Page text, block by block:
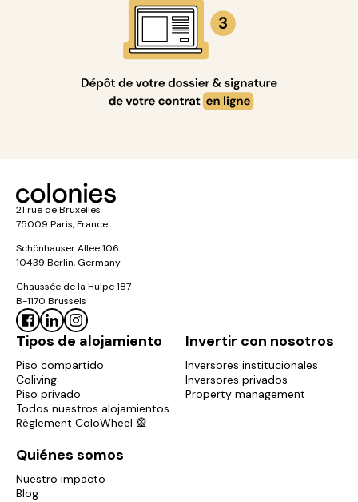
21 rue de Bruxelles
75009 Paris, France
Schönhauser Allee 106
10439 Berlin, Germany
Chaussée de la Hulpe 187
B-1170 Brussels
Tipos de alojamiento
Piso compartido
Coliving
Piso privado
Todos nuestros alojamientos
Règlement ColoWheel 🎡
Invertir con nosotros
Inversores institucionales
Inversores privados
Property management
Quiénes somos
Nuestro impacto
Blog